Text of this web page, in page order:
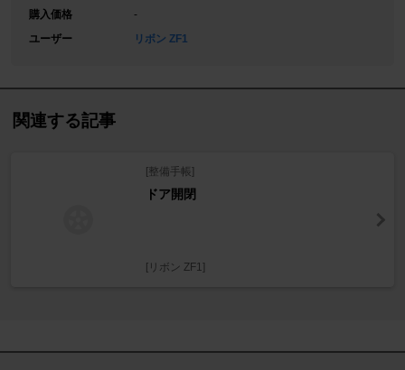
購入価格
-
ユーザー
リボン ZF1
関連する記事
[整備手帳]
ドア開閉
[リボン ZF1]